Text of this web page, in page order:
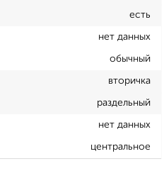
есть
нет данных
обычный
вторичка
раздельный
нет данных
центральное